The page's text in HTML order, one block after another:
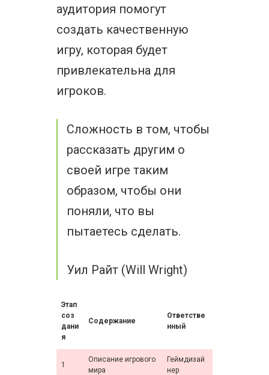
аудитория помогут
создать качественную
игру, которая будет
привлекательна для
игроков.
Сложность в том, чтобы
рассказать другим о
своей игре таким
образом, чтобы они
поняли, что вы
пытаетесь сделать.
Уил Райт (Will Wright)
Этап
соз
дани
я
Содержание
Ответстве
нный
1
Описание игрового
мира
Геймдизай
нер